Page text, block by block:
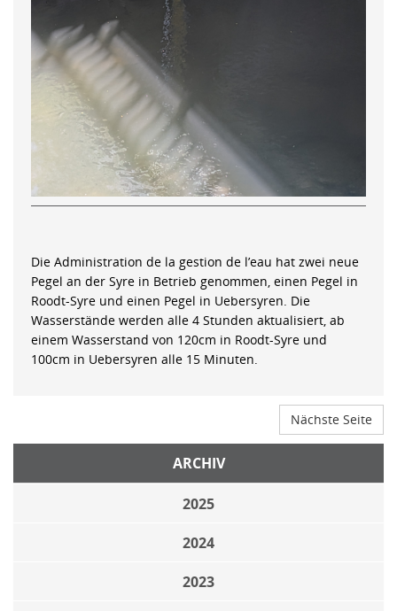
Die Administration de la gestion de l’eau hat zwei neue
Pegel an der Syre in Betrieb genommen, einen Pegel in
Roodt-Syre und einen Pegel in Uebersyren. Die
Wasserstände werden alle 4 Stunden aktualisiert, ab
einem Wasserstand von 120cm in Roodt-Syre und
100cm in Uebersyren alle 15 Minuten.
Nächste Seite
ARCHIV
2025
2024
2023